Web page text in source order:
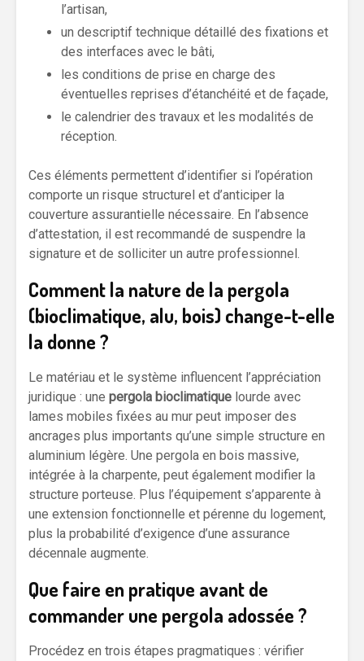
l’artisan,
un descriptif technique détaillé des fixations et
des interfaces avec le bâti,
les conditions de prise en charge des
éventuelles reprises d’étanchéité et de façade,
le calendrier des travaux et les modalités de
réception.
Ces éléments permettent d’identifier si l’opération
comporte un risque structurel et d’anticiper la
couverture assurantielle nécessaire. En l’absence
d’attestation, il est recommandé de suspendre la
signature et de solliciter un autre professionnel.
Comment la nature de la pergola
(bioclimatique, alu, bois) change-t-elle
la donne ?
Le matériau et le système influencent l’appréciation
juridique : une pergola bioclimatique lourde avec
lames mobiles fixées au mur peut imposer des
ancrages plus importants qu’une simple structure en
aluminium légère. Une pergola en bois massive,
intégrée à la charpente, peut également modifier la
structure porteuse. Plus l’équipement s’apparente à
une extension fonctionnelle et pérenne du logement,
plus la probabilité d’exigence d’une assurance
décennale augmente.
Que faire en pratique avant de
commander une pergola adossée ?
Procédez en trois étapes pragmatiques : vérifier